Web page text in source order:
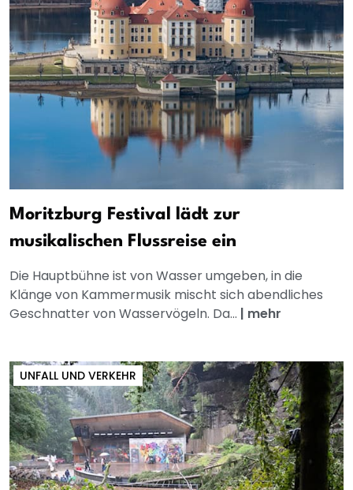
Moritzburg Festival lädt zur
musikalischen Flussreise ein
Die Hauptbühne ist von Wasser umgeben, in die
Klänge von Kammermusik mischt sich abendliches
Geschnatter von Wasservögeln. Da... | mehr
UNFALL UND VERKEHR